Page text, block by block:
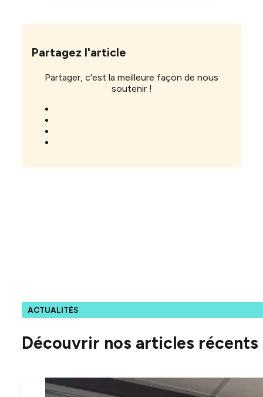
Partagez l'article
Partager, c'est la meilleure façon de nous
soutenir !
ACTUALITÉS
Découvrir nos articles récents